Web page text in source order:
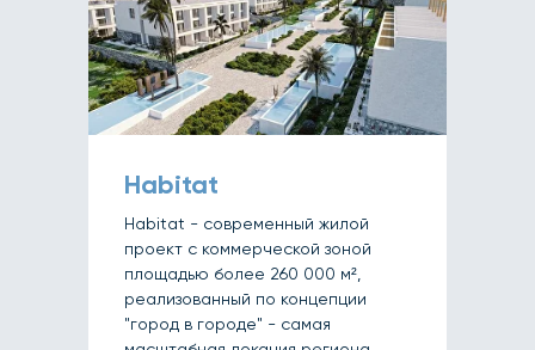
Habitat
Habitat - современный жилой
проект с коммерческой зоной
площадью более 260 000 м²,
реализованный по концепции
"город в городе" - самая